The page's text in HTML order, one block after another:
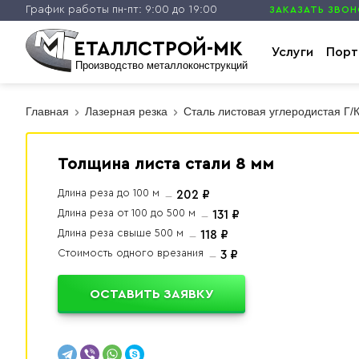
График работы пн-пт: 9:00 до 19:00 ЗАКАЗАТЬ
ЕТАЛЛСТРОЙ-МК
Производство металлоконструкций
Услуги
Главная Лазерная резка Сталь листовая углеродистая Г/
Толщина листа стали 8 мм
Длина реза до 100 м 202 ₽
Длина реза от 100 до 500 м 131 ₽
Длина реза свыше 500 м 118 ₽
Стоимость одного врезания 3 ₽
ОСТАВИТЬ ЗАЯВКУ